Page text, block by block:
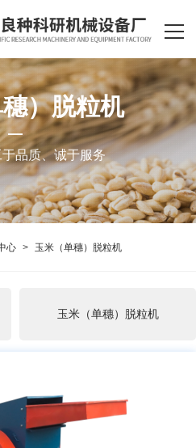
）脱粒机
品质、诚于服务
心 > 玉米（单穗）脱粒机
玉米（单穗）脱粒机